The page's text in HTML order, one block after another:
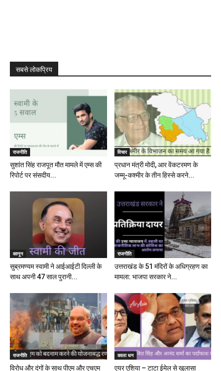
सबसे लोकप्रिय
राजनीति
सुशांत सिंह राजपूत मौत मामले में एम्स की
रिपोर्ट पर संसदीय...
विचार
प्रधान मंत्री मोदी, आर वेंकटरमण के
जम्मू-कश्मीर के तीन हिस्से करने...
कानून
सुब्रमण्यम स्वामी ने आईआईटी दिल्ली के
साथ अपनी 47 साल पुरानी...
राजनीति
उत्तराखंड के 51 मंदिरों के अधिग्रहण का
मामला: भाजपा सरकार ने...
राजनीति
विरोध और दंगों के साथ पीएम और एचएम
काला धन
एयर एशिया – टाटा ईमेल से खुलासा